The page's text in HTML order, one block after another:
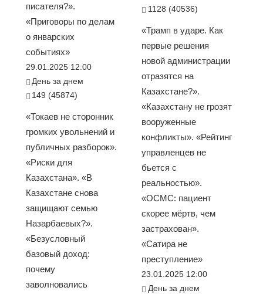
писателя?».
«Приговоры по делам
о январских
событиях»
29.01.2025 12:00
День за днем
149 (45874)
«Токаев не сторонник
громких увольнений и
публичных разборок».
«Риски для
Казахстана». «В
Казахстане снова
защищают семью
Назарбаевых?».
«Безусловный
базовый доход:
почему
заволновались
1128 (40536)
«Трамп в ударе. Как
первые решения
новой администрации
отразятся на
Казахстане?».
«Казахстану не грозят
вооруженные
конфликты». «Рейтинг
управленцев не
бьется с
реальностью».
«ОСМС: пациент
скорее мёртв, чем
застрахован».
«Сатира не
преступление»
23.01.2025 12:00
День за днем